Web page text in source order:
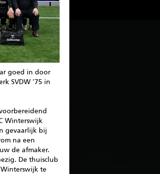
goed in door
SVDW '75 in
Winterswijk
gevaarlijk bij
na een
de afmaker.
De thuisclub
te